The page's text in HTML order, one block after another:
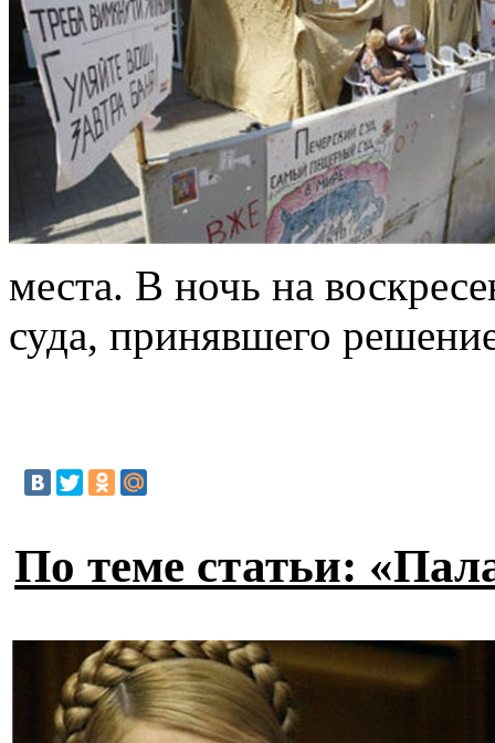
места. В ночь на
суда, принявшего
По теме статьи: